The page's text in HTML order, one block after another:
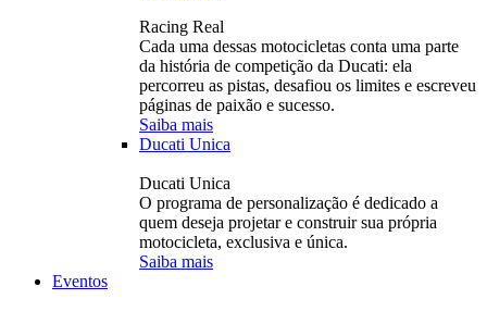
Racing Real
Cada uma dessas motocicletas conta uma parte
da história de competição da Ducati: ela
percorreu as pistas, desafiou os limites e escreveu
páginas de paixão e sucesso.
Saiba mais
Ducati Unica
Ducati Unica
O programa de personalização é dedicado a
quem deseja projetar e construir sua própria
motocicleta, exclusiva e única.
Saiba mais
Eventos